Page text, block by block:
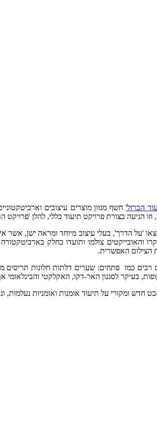
הברזל'חשף מגוון מוצרים עיצובים
הגיעה בצורת פרויקט תיעוד כללי, להלן 'פרויקט
'על הדרך', בעלי עיצוב מיוחד ומראה ישן, אשר
והאובייקטים צולמו ותועדו כחלק
הצילום האפשרית.
רבים כמו פתחים: שערים דלתות חלונות תריסים
בעיקר לסגנון האר-דקו, האקלקטי והבינלאומי
חדש ומקורי על תיעוד אומנות ואומניות נעלמות,